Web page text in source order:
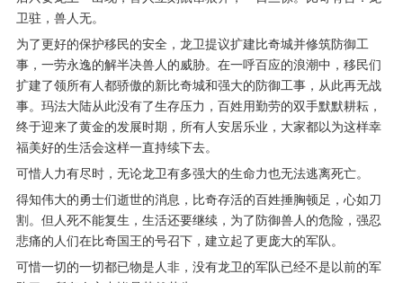
卫驻，兽人无。
为了更好的保护移民的安全，龙卫提议扩建比奇城并修筑防御工
事，一劳永逸的解半决兽人的威胁。在一呼百应的浪潮中，移民们
扩建了领所有人都骄傲的新比奇城和强大的防御工事，从此再无战
事。玛法大陆从此没有了生存压力，百姓用勤劳的双手默默耕耘，
终于迎来了黄金的发展时期，所有人安居乐业，大家都以为这样幸
福美好的生活会这样一直持续下去。
可惜人力有尽时，无论龙卫有多强大的生命力也无法逃离死亡。
得知伟大的勇士们逝世的消息，比奇存活的百姓捶胸顿足，心如刀
割。但人死不能复生，生活还要继续，为了防御兽人的危险，强忍
悲痛的人们在比奇国王的号召下，建立起了更庞大的军队。
可惜一切的一切都已物是人非，没有龙卫的军队已经不是以前的军